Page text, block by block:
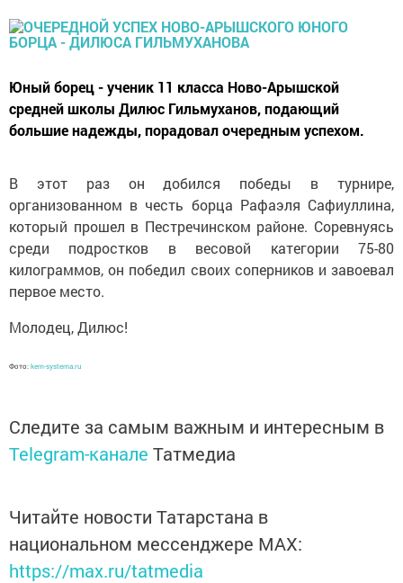
Юный борец - ученик 11 класса Ново-Арышской
средней школы Дилюс Гильмуханов, подающий
большие надежды, порадовал очередным успехом.
В этот раз он добился победы в турнире,
организованном в честь борца Рафаэля Сафиуллина,
который прошел в Пестречинском районе. Соревнуясь
среди подростков в весовой категории 75-80
килограммов, он победил своих соперников и завоевал
первое место.
Молодец, Дилюс!
Фото: kem-systema.ru
Следите за самым важным и интересным в
Telegram-канале Татмедиа
Читайте новости Татарстана в
национальном мессенджере MАХ:
https://max.ru/tatmedia